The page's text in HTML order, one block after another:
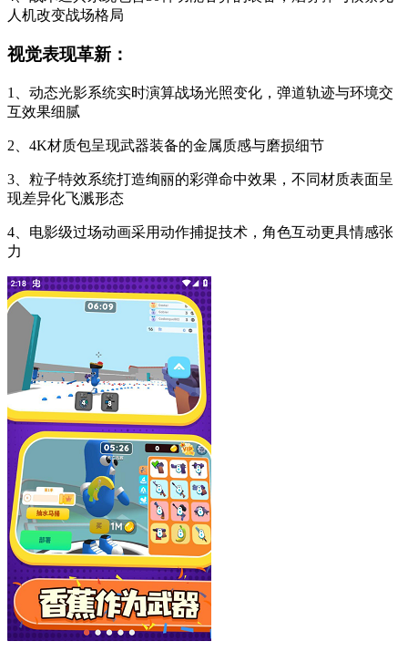
人机改变战场格局
视觉表现革新：
1、动态光影系统实时演算战场光照变化，弹道轨迹与环境交
互效果细腻
2、4K材质包呈现武器装备的金属质感与磨损细节
3、粒子特效系统打造绚丽的彩弹命中效果，不同材质表面呈
现差异化飞溅形态
4、电影级过场动画采用动作捕捉技术，角色互动更具情感张
力